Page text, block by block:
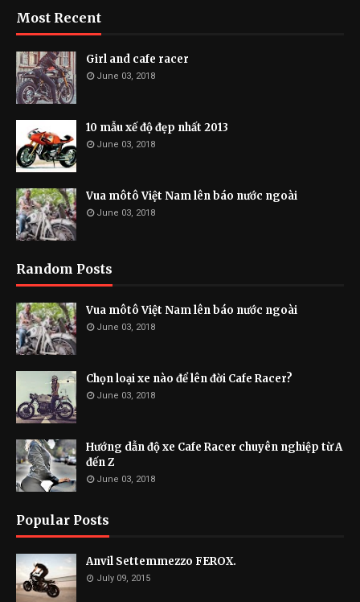
Most Recent
Girl and cafe racer
June 03, 2018
10 mẫu xế độ đẹp nhất 2013
June 03, 2018
Vua môtô Việt Nam lên báo nước ngoài
June 03, 2018
Random Posts
Vua môtô Việt Nam lên báo nước ngoài
June 03, 2018
Chọn loại xe nào để lên đời Cafe Racer?
June 03, 2018
Hướng dẫn độ xe Cafe Racer chuyên nghiệp từ A
đến Z
June 03, 2018
Popular Posts
Anvil Settemmezzo FEROX.
July 09, 2015